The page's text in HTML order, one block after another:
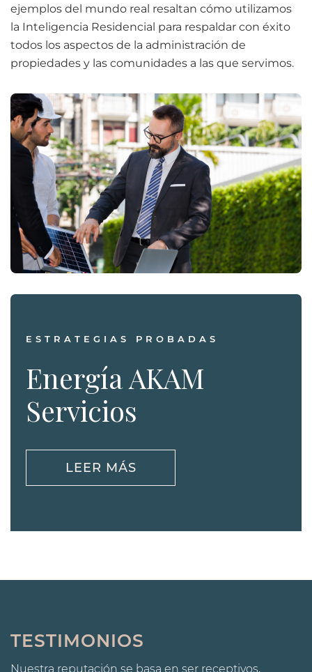
ejemplos del mundo real resaltan cómo utilizamos
la Inteligencia Residencial para respaldar con éxito
todos los aspectos de la administración de
propiedades y las comunidades a las que servimos.
ESTRATEGIAS PROBADAS
Energía AKAM
Servicios
LEER MÁS
TESTIMONIOS
Nuestra reputación se basa en ser receptivos,